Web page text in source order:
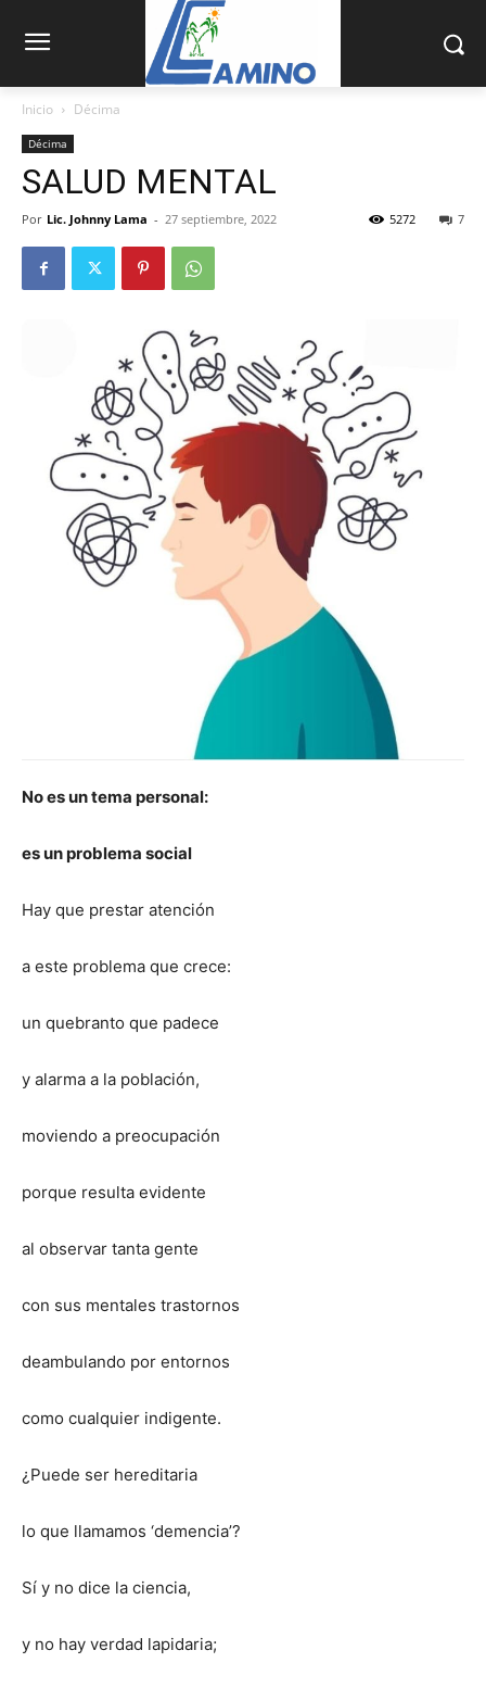
Inicio Décima
Décima
SALUD MENTAL
Por Lic. Johnny Lama - 27 septiembre, 2022 7
5272
No es un tema personal:
es un problema social
Hay que prestar atención
a este problema que crece:
un quebranto que padece
y alarma a la población,
moviendo a preocupación
porque resulta evidente
al observar tanta gente
con sus mentales trastornos
deambulando por entornos
como cualquier indigente.
¿Puede ser hereditaria
lo que llamamos ‘demencia’?
Sí y no dice la ciencia,
y no hay verdad lapidaria;